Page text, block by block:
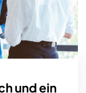
und ein